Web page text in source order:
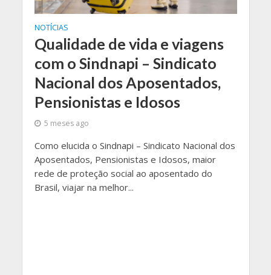
NOTÍCIAS
Qualidade de vida e viagens
com o Sindnapi – Sindicato
Nacional dos Aposentados,
Pensionistas e Idosos
5 meses ago
Como elucida o Sindnapi – Sindicato Nacional dos
Aposentados, Pensionistas e Idosos, maior
rede de proteção social ao aposentado do
Brasil, viajar na melhor...